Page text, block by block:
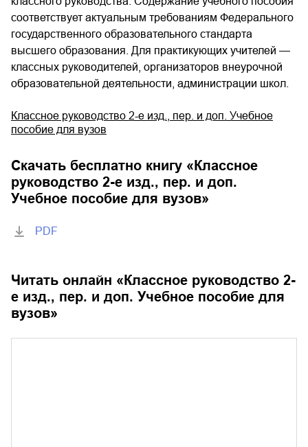
соответствует актуальным требованиям Федерального
государственного образовательного стандарта
высшего образования. Для практикующих учителей —
классных руководителей, организаторов внеурочной
образовательной деятельности, администрации школ.
Классное руководство 2-е изд., пер. и доп. Учебное
пособие для вузов
Скачать бесплатно книгу «Классное
руководство 2-е изд., пер. и доп.
Учебное пособие для вузов»
PDF
Читать онлайн «Классное руководство 2-
е изд., пер. и доп. Учебное пособие для
вузов»